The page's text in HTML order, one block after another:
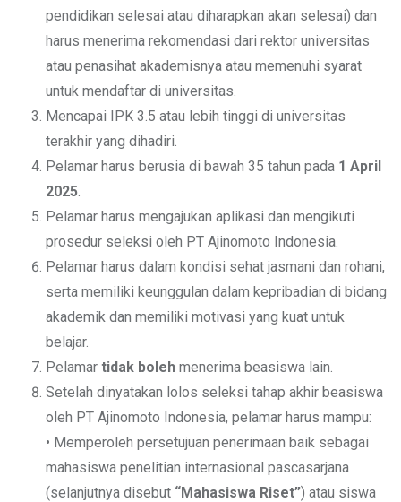
pendidikan selesai atau diharapkan akan selesai) dan
harus menerima rekomendasi dari rektor universitas
atau penasihat akademisnya atau memenuhi syarat
untuk mendaftar di universitas.
Mencapai IPK 3.5 atau lebih tinggi di universitas
terakhir yang dihadiri.
Pelamar harus berusia di bawah 35 tahun pada 1 April
2025
Pelamar harus mengajukan aplikasi dan mengikuti
prosedur seleksi oleh PT Ajinomoto Indonesia.
Pelamar harus dalam kondisi sehat jasmani dan rohani,
serta memiliki keunggulan dalam kepribadian di bidang
akademik dan memiliki motivasi yang kuat untuk
belajar.
Pelamar tidak boleh menerima beasiswa lain.
Setelah dinyatakan lolos seleksi tahap akhir beasiswa
oleh PT Ajinomoto Indonesia, pelamar harus mampu:
• Memperoleh persetujuan penerimaan baik sebagai
mahasiswa penelitian internasional pascasarjana
(selanjutnya disebut “Mahasiswa Riset”) atau siswa